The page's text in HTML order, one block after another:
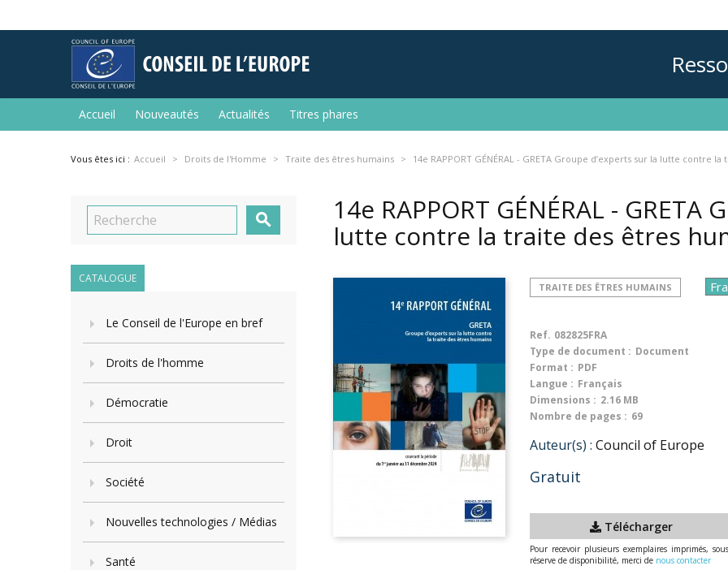
Accueil Nouveautés Actualités Titres phares
Vous êtes ici : Accueil Droits de l'Homme Traite des êtres humains 14e RAPPORT GÉNÉRAL - GRETA Groupe d’experts sur la lutte contre

CATALOGUE
Le Conseil de l'Europe en bref
Droits de l'homme
Démocratie
Droit
Société
Nouvelles technologies / Médias
Santé
14e RAPPORT GÉNÉRAL -
lutte contre la traite des êtres
TRAITE DES ÊTRES HUMAINS
Ref. 082825FRA
Type de document : Document
Format : PDF
Langue : Français
Dimensions : 2.16 MB
Nombre de pages : 69
Auteur(s) : Council of Europe
Gratuit
Télécharger
Pour recevoir plusieurs exemplaires imprimés, sous
réserve de disponibilité, merci de nous contacter